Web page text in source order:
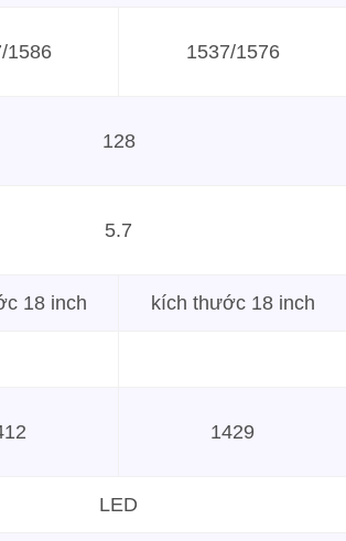
1586 1537/1576
128
5.7
18 inch kích thước 18 inch
1429
LED